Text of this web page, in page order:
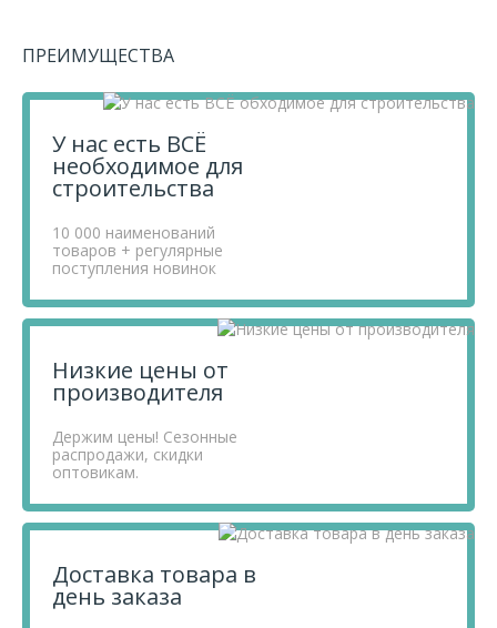
Приобретая продукцию в нашем магазине, вы получаете
мы проводим детальный анализ рынка, придерживаемся
поставщиков.
Чтобы купить товар Шпатель из нержавеющей стали,
150 мм, зуб 4х4 мм, пластмассовая ручка// Сибртех,
Если у вас остались вопросы, вы можете задать их по
телефону+7 812 740 68 02
сайте.
ПРЕИМУЩЕСТВА
У нас есть ВСЁ
необходимое для
строительства
10 000 наименований
товаров + регулярные
поступления новинок
Низкие цены от
производителя
Держим цены! Сезонные
распродажи, скидки
оптовикам.
Доставка товара в
день заказа